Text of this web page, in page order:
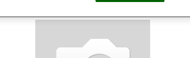
Junte os lombos de pescada congelados e